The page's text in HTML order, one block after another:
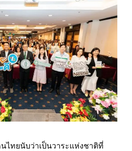
ไทยนับว่าเป็นวาระแห่งชาติที่